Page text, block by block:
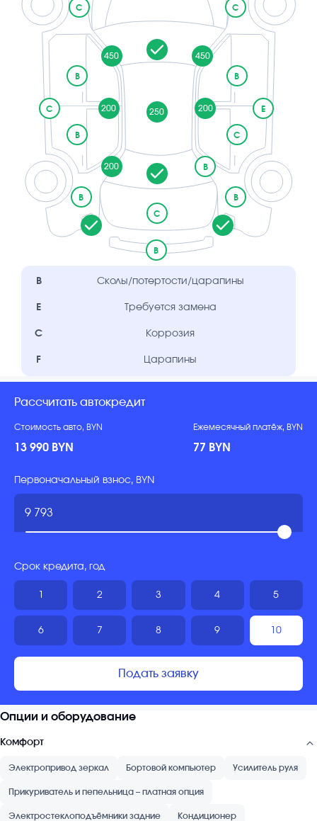
250
C
B
C
450
B
C 200
B
200
B
C
450
B
E
200
C
B
B
B Сколы/потертости/царапины
E Требуется замена
C Коррозия
F Царапины
Рассчитать автокредит
Стоимость авто, BYN
13 990 BYN
Ежемесячный платёж, BYN
77 BYN
Первоначальный взнос, BYN
Срок кредита, год
2 3 4 5
6 7 8 9 10
Подать заявку
Опции и оборудование
Комфорт
Электропривод зеркал Бортовой компьютер Усилитель руля
Прикуриватель и пепельница – платная опция
Электростеклоподъёмники задние Кондиционер